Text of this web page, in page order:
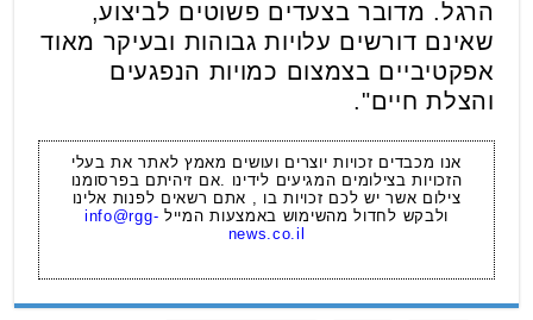
הרגל. מדובר בצעדים פשוטים לביצוע,
שאינם דורשים עלויות גבוהות ובעיקר מאוד
אפקטיביים בצמצום כמויות הנפגעים
והצלת חיים".
אנו מכבדים זכויות יוצרים ועושים מאמץ לאתר את בעלי
הזכויות בצילומים המגיעים לידינו .אם זיהיתם בפרסומנו
צילום אשר יש לכם זכויות בו , אתם רשאים לפנות אלינו
ולבקש לחדול מהשימוש באמצעות המייל info@rgg-
news.co.il